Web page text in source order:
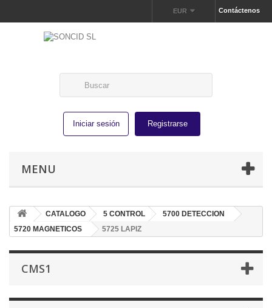
Contáctenos
EUR
Iniciar sesión Registrarse
MENU
CATALOGO 5 CONTROL
5700 DETECCION
5720 MAGNETICOS
5725 LAPIZ
CMS1